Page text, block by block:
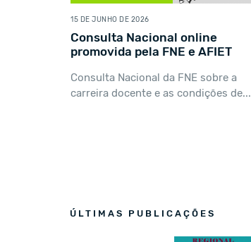
15 DE JUNHO DE 2026
Consulta Nacional online
promovida pela FNE e AFIET
Consulta Nacional da FNE sobre a
carreira docente e as condições de...
ÚLTIMAS PUBLICAÇÕES